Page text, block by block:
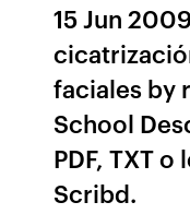
15 Jun
faciales by
School
PDF, TXT
Scribd.